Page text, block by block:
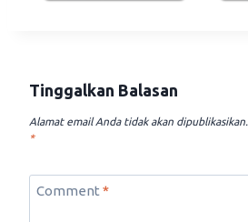
Tinggalkan Balasan
Alamat email Anda tidak akan dipublikasikan.
*
Comment*